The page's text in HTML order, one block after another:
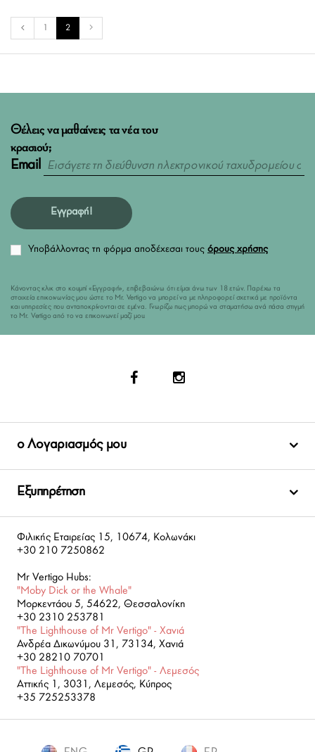
1 2
Θέλεις να μαθαίνεις τα νέα του
κρασιού;
Email
Εγγραφή!
Υποβάλλοντας τη φόρμα αποδέχεσαι τους όρους χρήσης
Κάνοντας κλικ στο κουμπί «Εγγραφή», επιβεβαιώνω ότι είμαι άνω των 18 ετών. Παρέχω τα
στοιχεία επικοινωνίας μου ώστε το Mr. Vertigo να μπορεί να με πληροφορεί σχετικά με προϊόντα
και υπηρεσίες που ανταποκρίνονται σε εμένα. Γνωρίζω πως μπορώ να σταματήσω ανά πάσα στιγμή
το Mr. Vertigo από το να επικοινωνεί μαζί μου.
ο Λογαριασμός μου
Εξυπηρέτηση
Φιλικής Εταιρείας 15, 10674, Κολωνάκι
+30 210 7250862
Mr Vertigo Hubs:
"Moby Dick or the Whale"
Μορκεντάου 5, 54622, Θεσσαλονίκη
+30 2310 253781
"The Lighthouse of Mr Vertigo" - Χανιά
Ανδρέα Δικωνύμου 31, 73134, Χανιά
+30 28210 70701
"The Lighthouse of Mr Vertigo" - Λεμεσός
Αττικής 1, 3031, Λεμεσός, Κύπρος
+35 725253378